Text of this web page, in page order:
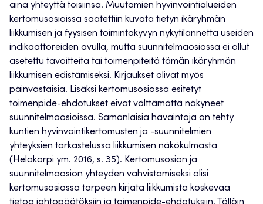
aina yhteyttä toisiinsa. Muutamien hyvinvointialueiden
kertomusosioissa saatettiin kuvata tietyn ikäryhmän
liikkumisen ja fyysisen toimintakyvyn nykytilannetta useiden
indikaattoreiden avulla, mutta suunnitelmaosiossa ei ollut
asetettu tavoitteita tai toimenpiteitä tämän ikäryhmän
liikkumisen edistämiseksi. Kirjaukset olivat myös
päinvastaisia. Lisäksi kertomusosiossa esitetyt
toimenpide-ehdotukset eivät välttämättä näkyneet
suunnitelmaosioissa. Samanlaisia havaintoja on tehty
kuntien hyvinvointikertomusten ja -suunnitelmien
yhteyksien tarkastelussa liikkumisen näkökulmasta
(Helakorpi ym. 2016, s. 35). Kertomusosion ja
suunnitelmaosion yhteyden vahvistamiseksi olisi
kertomusosiossa tarpeen kirjata liikkumista koskevaa